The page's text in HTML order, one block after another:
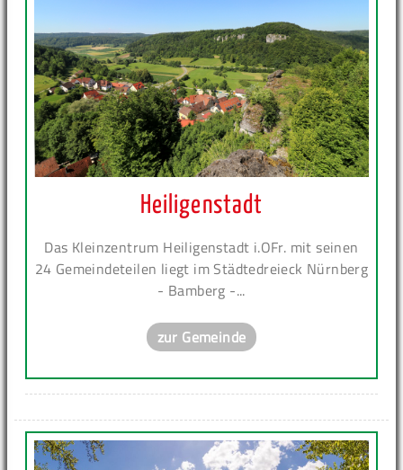
Heiligenstadt
Das Kleinzentrum Heiligenstadt i.OFr. mit seinen
24 Gemeindeteilen liegt im Städtedreieck Nürnberg
- Bamberg -...
zur Gemeinde